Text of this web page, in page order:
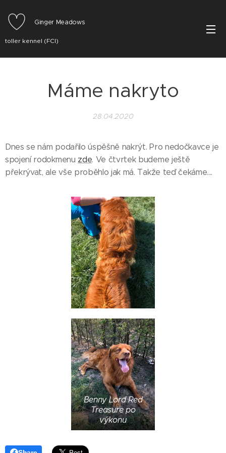
Ginger Meadows
toller kennel (FCI)
Máme nakryto
28.04.2020
Dnes se nám podařilo úspěšně nakrýt. Pro nedočkavce je
spojení rodokmenu zde. Ve čtvrtek budeme ještě
překrývat, ale vše proběhlo jak má. Takže teď čekáme....
Benny Lord Red
Treasure po
výkonu